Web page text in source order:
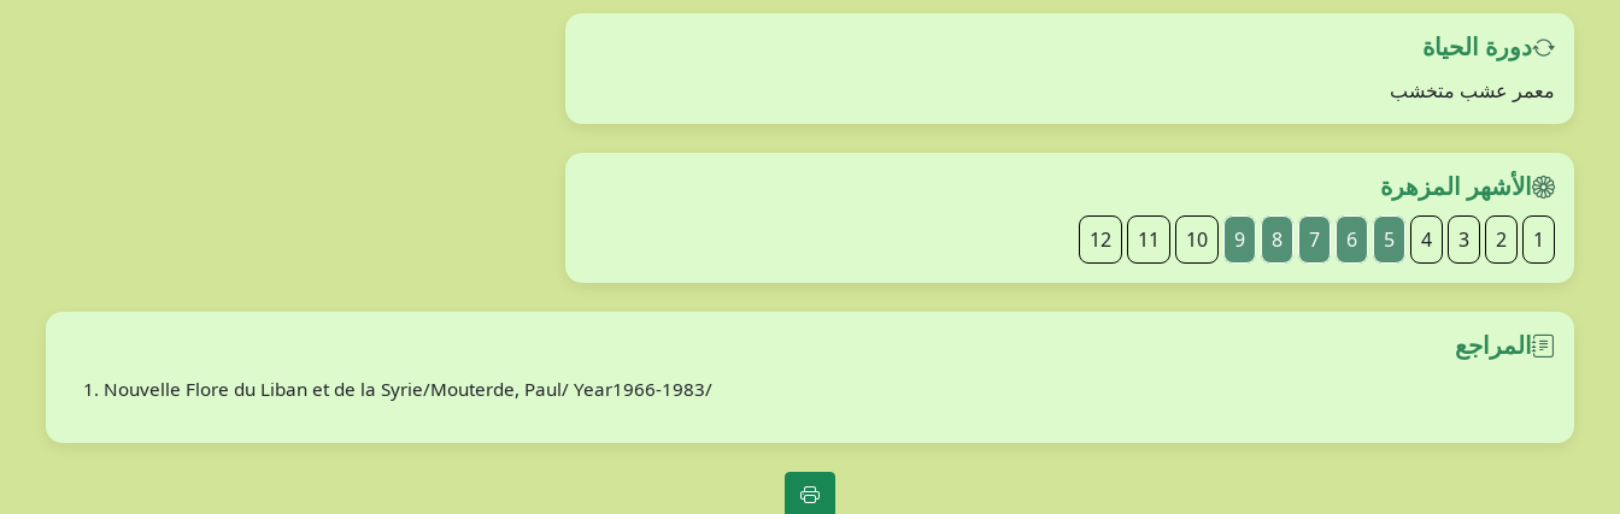
دورة الحياة
معمر عشب متخشب
الأشهر المزهرة
1
2
3
4
5
6
7
8
9
10
11
12
المراجع
Nouvelle Flore du Liban et de la Syrie/Mouterde, Paul/ Year1966-1983/